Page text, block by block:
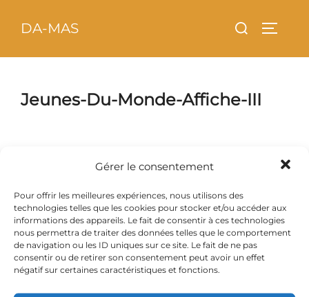
Gérer le consentement
Pour offrir les meilleures expériences, nous utilisons des
technologies telles que les cookies pour stocker et/ou accéder aux
informations des appareils. Le fait de consentir à ces technologies
nous permettra de traiter des données telles que le comportement
de navigation ou les ID uniques sur ce site. Le fait de ne pas
consentir ou de retirer son consentement peut avoir un effet
négatif sur certaines caractéristiques et fonctions.
DA-MAS Rechercher :
Jeunes-Du-Monde-Affiche-III